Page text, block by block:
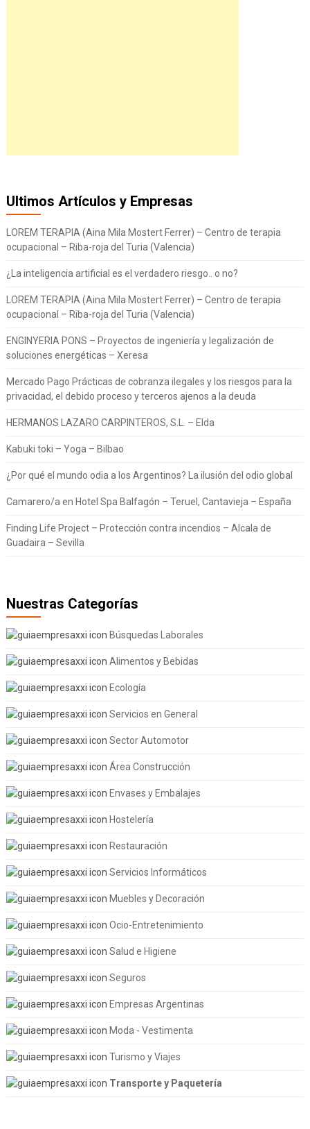
Ultimos Artículos y Empresas
LOREM TERAPIA (Aina Mila Mostert Ferrer) – Centro de terapia
ocupacional – Riba-roja del Turia (Valencia)
¿La inteligencia artificial es el verdadero riesgo.. o no?
LOREM TERAPIA (Aina Mila Mostert Ferrer) – Centro de terapia
ocupacional – Riba-roja del Turia (Valencia)
ENGINYERIA PONS – Proyectos de ingeniería y legalización de
soluciones energéticas – Xeresa
Mercado Pago Prácticas de cobranza ilegales y los riesgos para la
privacidad, el debido proceso y terceros ajenos a la deuda
HERMANOS LAZARO CARPINTEROS, S.L. – Elda
Kabuki toki – Yoga – Bilbao
¿Por qué el mundo odia a los Argentinos? La ilusión del odio global
Camarero/a en Hotel Spa Balfagón – Teruel, Cantavieja – España
Finding Life Project – Protección contra incendios – Alcala de
Guadaira – Sevilla
Nuestras Categorías
Búsquedas Laborales
Alimentos y Bebidas
Ecología
Servicios en General
Sector Automotor
Área Construcción
Envases y Embalajes
Hostelería
Restauración
Servicios Informáticos
Muebles y Decoración
Ocio-Entretenimiento
Salud e Higiene
Seguros
Empresas Argentinas
Moda - Vestimenta
Turismo y Viajes
Transporte y Paquetería